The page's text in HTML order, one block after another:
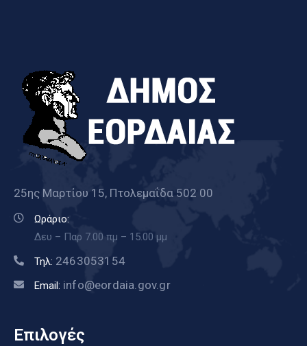
25ης Μαρτίου 15, Πτολεμαΐδα 502 00
Ωράριο:
Δευ – Παρ 7.00 πμ – 15.00 μμ
Τηλ: 2463053154
Email: info@eordaia.gov.gr
Επιλογές